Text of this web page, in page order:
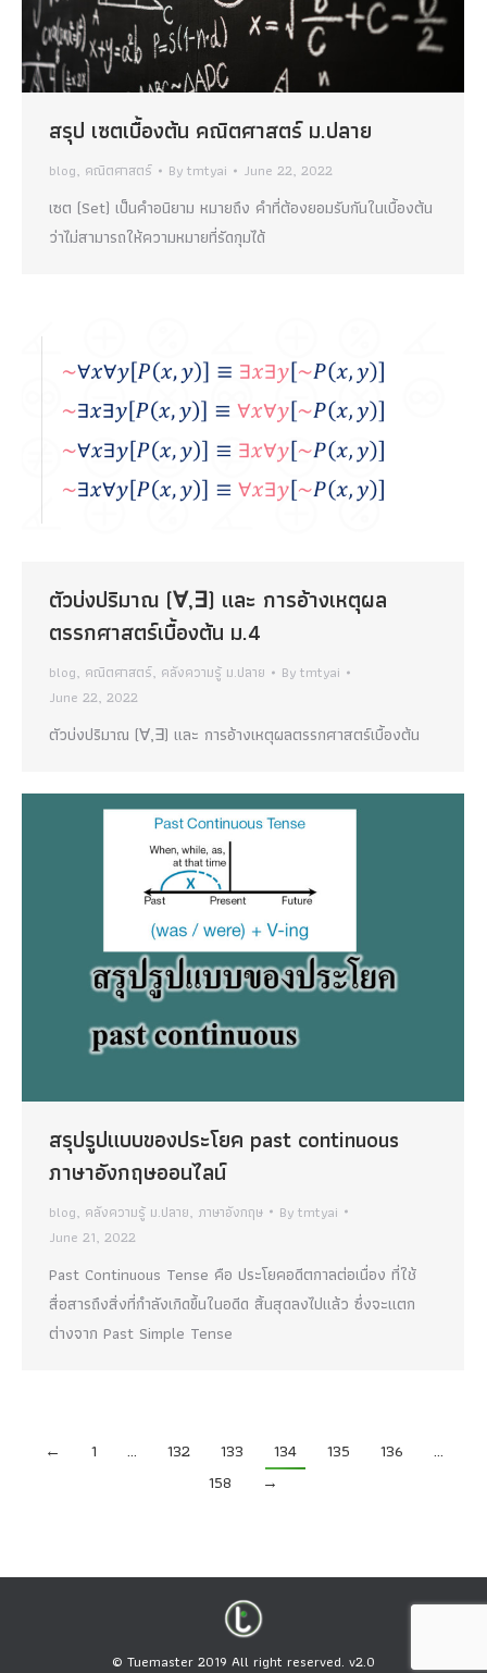
สรุป เซตเบื้องต้น คณิตศาสตร์ ม.ปลาย
blog, คณิตศาสตร์ Bytmtyai June 22, 2022
เซต (Set) เป็นคําอนิยาม หมายถึง คําที่ต้องยอมรับกันในเบื้องต้น
ว่าไม่สามารถให้ความหมายที่รัดกุมได้
ตัวบ่งปริมาณ (∀,∃) และ การอ้างเหตุผล
ตรรกศาสตร์เบื้องต้น ม.4
blog, คณิตศาสตร์, คลังความรู้ ม.ปลาย Bytmtyai
June 22, 2022
ตัวบ่งปริมาณ (∀,∃) และ การอ้างเหตุผลตรรกศาสตร์เบื้องต้น
สรุปรูปแบบของประโยค past continuous
ภาษาอังกฤษออนไลน์
blog, คลังความรู้ ม.ปลาย, ภาษาอังกฤษ Bytmtyai
June 21, 2022
Past Continuous Tense คือ ประโยคอดีตกาลต่อเนื่อง ที่ใช้
สื่อสารถึงสิ่งที่กำลังเกิดขึ้นในอดีด สิ้นสุดลงไปแล้ว ซึ่งจะแตก
ต่างจาก Past Simple Tense
← 1 … 132 133 134 135 136
…
158
→
© Tuemaster 2019 All right reserved. v2.0